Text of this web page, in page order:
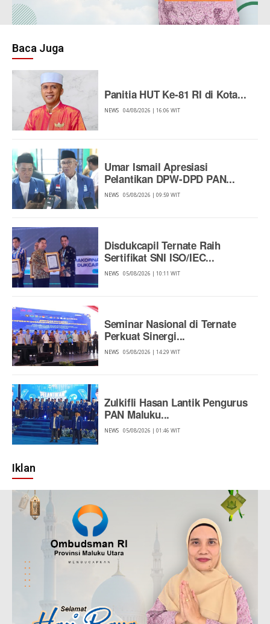
Baca Juga
Panitia HUT Ke-81 RI di Kota...
NEWS 04/08/2026 | 16:06 WIT
Umar Ismail Apresiasi
Pelantikan DPW-DPD PAN...
NEWS 05/08/2026 | 09:59 WIT
Disdukcapil Ternate Raih
Sertifikat SNI ISO/IEC...
NEWS 05/08/2026 | 10:11 WIT
Seminar Nasional di Ternate
Perkuat Sinergi...
NEWS 05/08/2026 | 14:29 WIT
Zulkifli Hasan Lantik Pengurus
PAN Maluku...
NEWS 05/08/2026 | 01:46 WIT
Iklan